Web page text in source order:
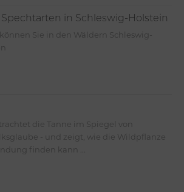
in Schleswig-Holstein
Sie in den Wäldern Schleswig-
die Tanne im Spiegel von
- und zeigt, wie die Wildpflanze
finden kann ...